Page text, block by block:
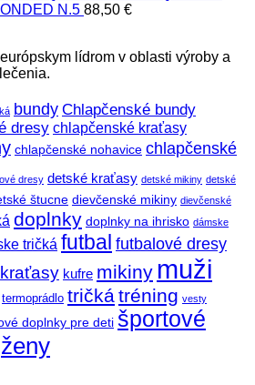
N.5 88,50 €
lídrom v oblasti výroby a
bundy Chlapčenské bundy
dresy chlapčenské kraťasy
chlapčenské nohavice chlapčenské
dresy detské kraťasy detské mikiny detské
štucne dievčenské mikiny dievčenské
doplnky doplnky na ihrisko dámske
tričká futbal futbalové dresy
kraťasy kufre mikiny muži
termoprádlo tričká tréning vesty
doplnky pre deti športové
ženy